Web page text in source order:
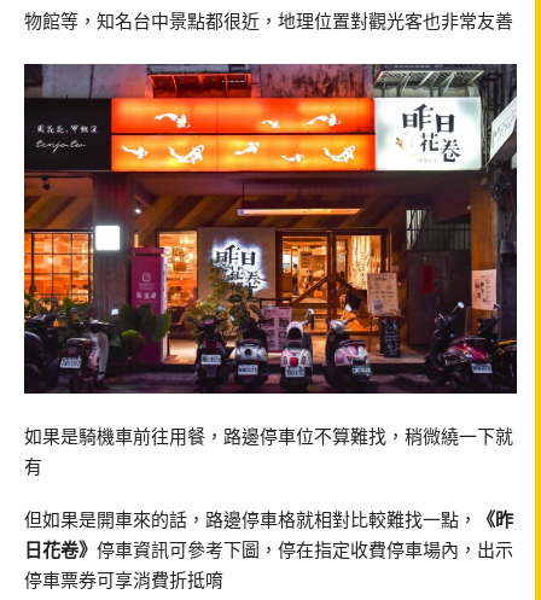
物館等，知名台中景點都很近，地理位置對觀光客也非常友善
如果是騎機車前往用餐，路邊停車位不算難找，稍微繞一下就
有
但如果是開車來的話，路邊停車格就相對比較難找一點，
《昨
日花卷》 停車資訊可參考下圖，停在指定收費停車場內，出示
停車票券可享消費折抵唷